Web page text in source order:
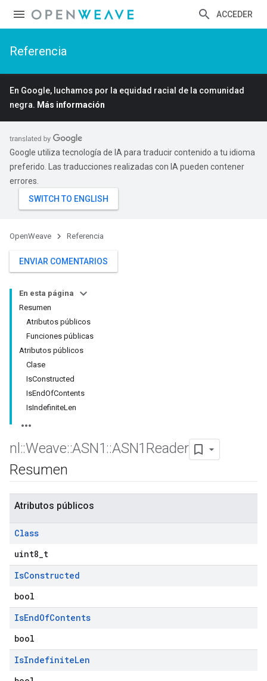
ACCEDER
Referencia
En Google, luchamos por la equidad racial de la comunidad
negra. Más información
Google utiliza tecnología de IA para traducir contenido a tu idioma
preferido. Las traducciones realizadas con IA pueden contener
errores.
OpenWeave Referencia
ENVIAR COMENTARIOS
En esta página
Resumen
Atributos públicos
Funciones públicas
Atributos públicos
Clase
IsConstructed
IsEndOfContents
IsIndefiniteLen
nl ::Weave::ASN1::ASN1Reader
Resumen
Atributos públicos
Class
uint8_t
IsConstructed
bool
IsEndOfContents
bool
IsIndefiniteLen